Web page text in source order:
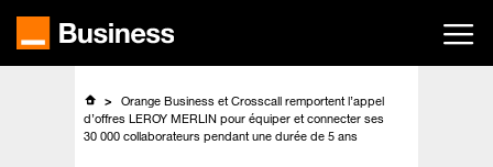
contenu
Orange Business et Crosscall remportent l’appel
d’offres LEROY MERLIN pour équiper et connecter ses
30 000 collaborateurs pendant une durée de 5 ans